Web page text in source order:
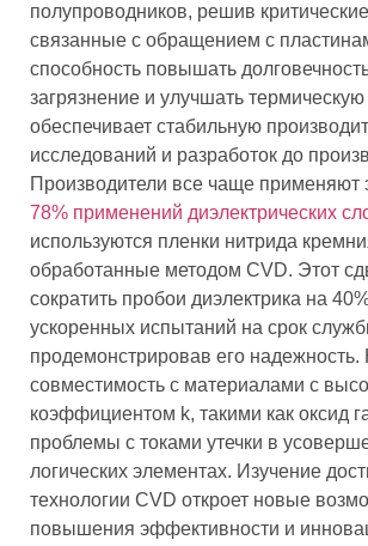
полупроводников, решив
связанные с обращением с
способность повышать
загрязнение и улучшать термическую
обеспечивает стабильную
исследований и разработок до
Производители все чаще применяют
78% применений диэлектрических
используются пленки нитрида
обработанные методом CVD. Этот
сократить пробои диэлектрика на
ускоренных испытаний на срок
продемонстрировав его надежность.
совместимость с материалами с
коэффициентом k, такими как оксид
проблемы с токами утечки в
логических элементах. Изучение
технологии CVD откроет новые
повышения эффективности и